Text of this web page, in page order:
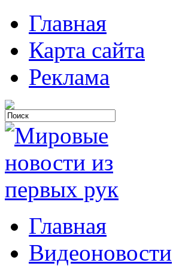
Главная
Карта сайта
Реклама
Главная
Видеоновости